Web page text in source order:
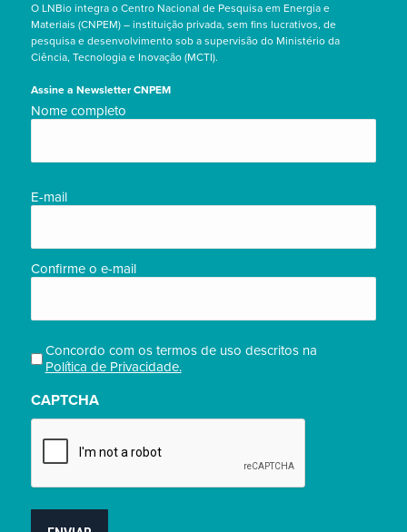
O LNBio integra o Centro Nacional de Pesquisa em Energia e
Materiais (CNPEM) – instituição privada, sem fins lucrativos, de
pesquisa e desenvolvimento sob a supervisão do Ministério da
Ciência, Tecnologia e Inovação (MCTI).
Assine a Newsletter CNPEM
Nome
Nome completo
E-
E-mail
Confirme o e-mail
Privacidade
(obrigatório)
Concordo com os termos de uso descritos na
Política de Privacidade.
CAPTCHA